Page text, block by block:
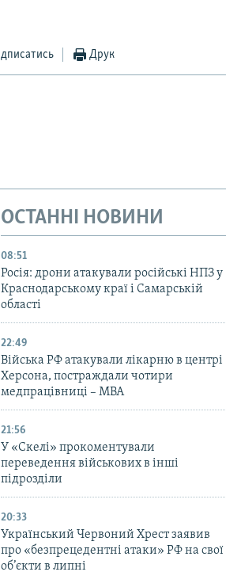
Друк
ОСТАННІ НОВИНИ
08:51
Росія: дрони атакували російські НПЗ у
Краснодарському краї і Самарській
області
22:49
Війська РФ атакували лікарню в центрі
Херсона, постраждали чотири
медпрацівниці – МВА
21:56
У «Скелі» прокоментували
переведення військових в інші
підрозділи
20:33
Український Червоний Хрест заявив
про «безпрецедентні атаки» РФ на свої
об’єкти в липні